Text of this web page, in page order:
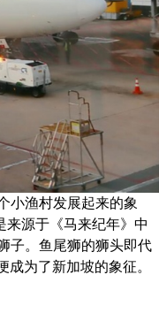
小渔村发展起来的象
来源于《马来纪年》中
子。鱼尾狮的狮头即代
为了新加坡的象征。